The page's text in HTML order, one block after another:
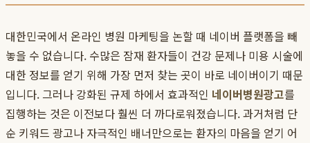
대한민국에서 온라인 병원 마케팅을 논할 때 네이버 플랫폼을 빼
놓을 수 없습니다. 수많은 잠재 환자들이 건강 문제나 미용 시술에
대한 정보를 얻기 위해 가장 먼저 찾는 곳이 바로 네이버이기 때문
입니다. 그러나 강화된 규제 하에서 효과적인 네이버병원광고를
집행하는 것은 이전보다 훨씬 더 까다로워졌습니다. 과거처럼 단
순 키워드 광고나 자극적인 배너만으로는 환자의 마음을 얻기 어